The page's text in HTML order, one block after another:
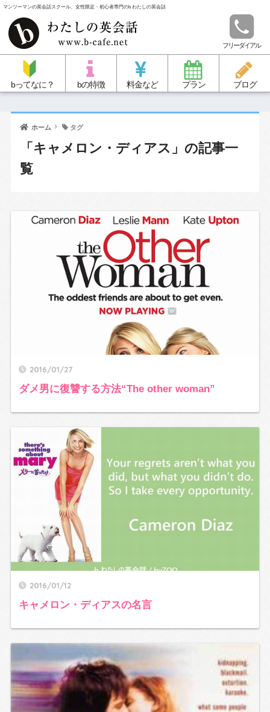
マンツーマンの英会話スクール、女性限定・初心者専門のb わたしの英会話
フリーダイアル
bってなに？ bの特徴 料金など プラン ブログ
ホーム タグ
「キャメロン・ディアス」の記事一
覧
2016/01/27
ダメ男に復讐する方法“The other woman”
2016/01/12
キャメロン・ディアスの名言